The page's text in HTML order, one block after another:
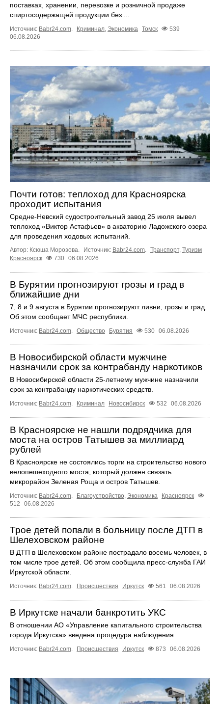
поставках, хранении, перевозке и розничной продаже
спиртосодержащей продукции без ...
Источник: Babr24.com. Криминал, Экономика Томск
539
06.08.2026
Почти готов: теплоход для Красноярска
проходит испытания
Средне-Невский судостроительный завод 25 июля вывел
теплоход «Виктор Астафьев» в акваторию Ладожского озера
для проведения ходовых испытаний.
Автор: Ксюша Морозова. Источник: Babr24.com. Транспорт, Туризм
Красноярск
730 06.08.2026
В Бурятии прогнозируют грозы и град в
ближайшие дни
7, 8 и 9 августа в Бурятии прогнозируют ливни, грозы и град.
Об этом сообщает МЧС республики.
Источник: Babr24.com. Общество Бурятия 530 06.08.2026
В Новосибирской области мужчине
назначили срок за контрабанду наркотиков
В Новосибирской области 25-летнему мужчине назначили
срок за контрабанду наркотических средств.
Источник: Babr24.com. Криминал Новосибирск 532 06.08.2026
В Красноярске не нашли подрядчика для
моста на остров Татышев за миллиард
рублей
В Красноярске не состоялись торги на строительство нового
велопешеходного моста, который должен связать
микрорайон Зеленая Роща и остров Татышев.
Источник: Babr24.com. Благоустройство, Экономика
Красноярск
512
06.08.2026
Трое детей попали в больницу после ДТП в
Шелеховском районе
В ДТП в Шелеховском районе пострадало восемь человек, в
том числе трое детей. Об этом сообщила пресс‑служба ГАИ
Иркутской области.
Источник: Babr24.com. Происшествия Иркутск 561 06.08.2026
В Иркутске начали банкротить УКС
В отношении АО «Управление капитального строительства
города Иркутска» введена процедура наблюдения.
Источник: Babr24.com. Происшествия Иркутск 873 06.08.2026